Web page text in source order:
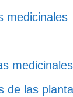
medicinales
medicinales
de las